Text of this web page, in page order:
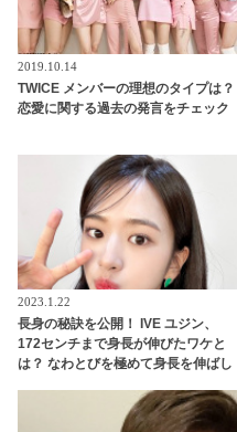
2019.10.14
TWICE メンバーの理想のタイプは？
恋愛に関する過去の発言をチェック
2023.1.22
長身の秘訣を公開！ IVE ユジン、
172センチまで身長が伸びたワケと
は？ なわとびを極めて身長を伸ばし
どの実力！ 説得力抜群の主張に納得